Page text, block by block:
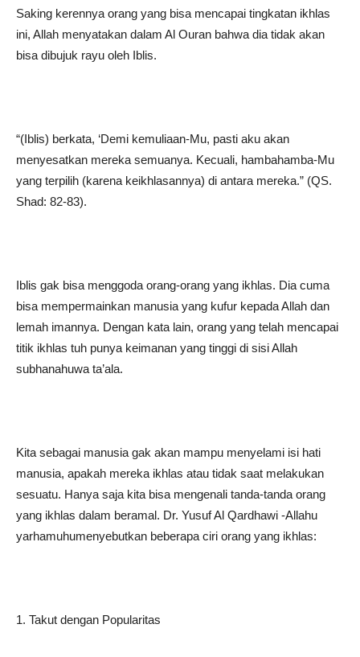
Saking kerennya orang yang bisa mencapai tingkatan ikhlas
ini, Allah menyatakan dalam Al Ouran bahwa dia tidak akan
bisa dibujuk rayu oleh Iblis.
“(Iblis) berkata, ‘Demi kemuliaan-Mu, pasti aku akan
menyesatkan mereka semuanya. Kecuali, hambahamba-Mu
yang terpilih (karena keikhlasannya) di antara mereka.” (QS.
Shad: 82-83).
Iblis gak bisa menggoda orang-orang yang ikhlas. Dia cuma
bisa mempermainkan manusia yang kufur kepada Allah dan
lemah imannya. Dengan kata lain, orang yang telah mencapai
titik ikhlas tuh punya keimanan yang tinggi di sisi Allah
subhanahuwa ta’ala.
Kita sebagai manusia gak akan mampu menyelami isi hati
manusia, apakah mereka ikhlas atau tidak saat melakukan
sesuatu. Hanya saja kita bisa mengenali tanda-tanda orang
yang ikhlas dalam beramal. Dr. Yusuf Al Qardhawi -Allahu
yarhamuhumenyebutkan beberapa ciri orang yang ikhlas:
1. Takut dengan Popularitas